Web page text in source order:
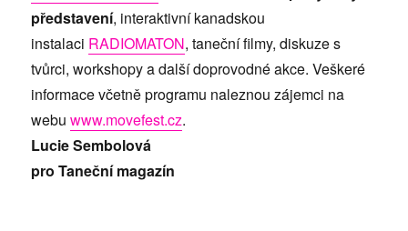
představení, interaktivní kanadskou
instalaci RADIOMATON, taneční filmy, diskuze s
tvůrci, workshopy a další doprovodné akce. Veškeré
informace včetně programu naleznou zájemci na
webuwww.movefest.cz.
Lucie Sembolová
pro Taneční magazín